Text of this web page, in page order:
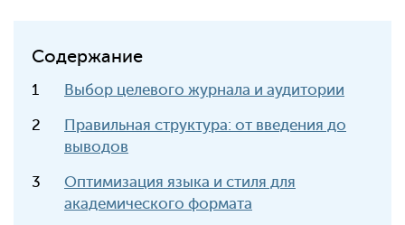
Содержание
Выбор целевого журнала и аудитории
Правильная структура: от введения до
выводов
Оптимизация языка и стиля для
академического формата